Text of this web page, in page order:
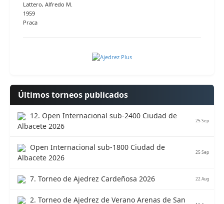
Lattero, Alfredo M.
1959
Praca
Últimos torneos publicados
12. Open Internacional sub-2400 Ciudad de
Albacete 2026
25 Sep
Open Internacional sub-1800 Ciudad de
Albacete 2026
25 Sep
7. Torneo de Ajedrez Cardeñosa 2026 22 Aug
2. Torneo de Ajedrez de Verano Arenas de San